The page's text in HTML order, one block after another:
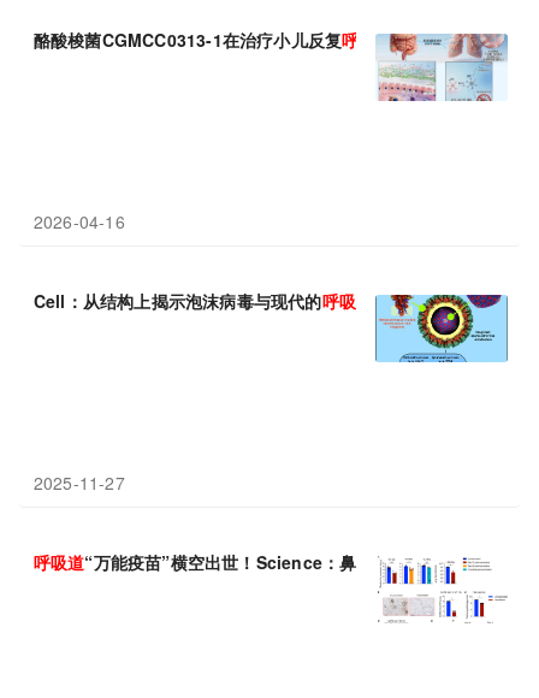
酪酸梭菌CGMCC0313-1在治疗小儿反复呼吸道感染及肺炎中的临
2026-04-16
Cell：从结构上揭示泡沫病毒与现代的呼吸道 病毒存在关联
2025-11-27
呼吸道“万能疫苗”横空出世！Science：鼻喷 3 剂防护 3 个月，